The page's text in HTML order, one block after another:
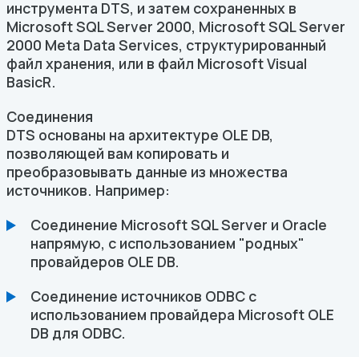
инструмента DTS, и затем сохраненных в
Microsoft SQL Server 2000, Microsoft SQL Server
2000 Meta Data Services, структурированный
файл хранения, или в файл Microsoft Visual
BasicR.
Соединения
DTS основаны на архитектуре OLE DB,
позволяющей вам копировать и
преобразовывать данные из множества
источников. Например:
Соединение Microsoft SQL Server и Oracle
напрямую, с использованием "родных"
провайдеров OLE DB.
Соединение источников ODBC с
использованием провайдера Microsoft OLE
DB для ODBC.